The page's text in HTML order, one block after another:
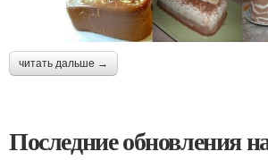
читать дальше →
Последние обновления